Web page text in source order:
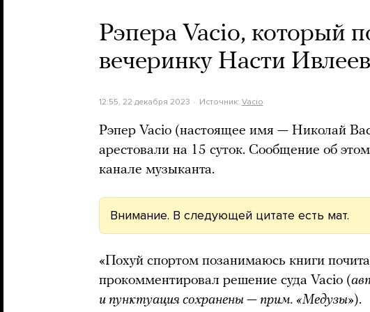
Рэпера Vacio, который
вечеринку Насти
12:55, 22 декабря 2023 Источник: Vacio
Рэпер Vacio (настоящее имя — Николай
арестовали на 15 суток. Сообщение об этом
канале музыканта.
Внимание. В следующей цитате есть мат.
«Похуй спортом позанимаюсь книги
прокомментировал решение суда Vacio (
и пунктуация сохранены — прим. «Медузы»).